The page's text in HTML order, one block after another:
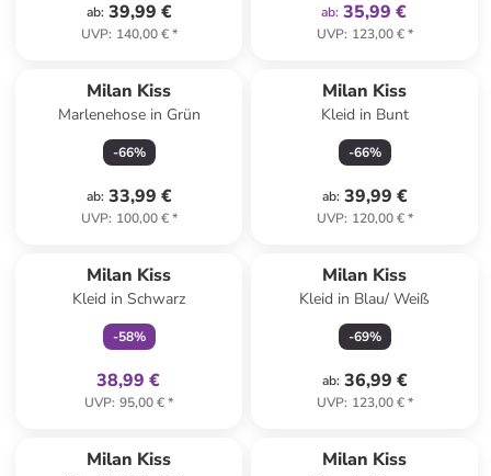
ab: 39,99 €
UVP: 140,00 €*
ab: 35,99 €
UVP: 123,00 €*
Milan Kiss
Marlenehose in Grün
-66%
ab: 33,99 €
UVP: 100,00 €*
Milan Kiss
Kleid in Bunt
-66%
ab: 39,99 €
UVP: 120,00 €*
Milan Kiss
Kleid in Schwarz
-58%
38,99 €
UVP: 95,00 €*
Milan Kiss
Kleid in Blau/ Weiß
-69%
ab: 36,99 €
UVP: 123,00 €*
Milan Kiss Milan Kiss